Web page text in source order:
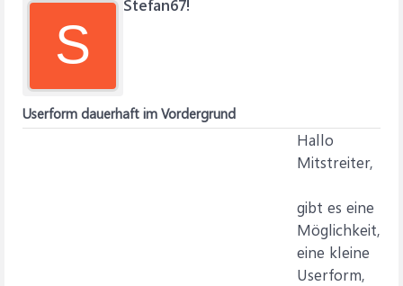
S
Stefan67!
Userform dauerhaft im Vordergrund
Hallo
Mitstreiter,
gibt es eine
Möglichkeit,
eine kleine
Userform,